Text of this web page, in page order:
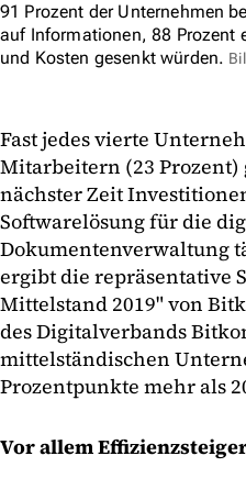
91 Prozent der Unternehmen
auf Informationen, 88 Prozent
und Kosten gesenkt würden.
Fast jedes vierte
Mitarbeitern (23
nächster Zeit
Softwarelösung für die
Dokumentenverwaltung
ergibt die repräsentative
Mittelstand 2019" von
des Digitalverbands
mittelständischen
Prozentpunkte mehr als
Vor allem